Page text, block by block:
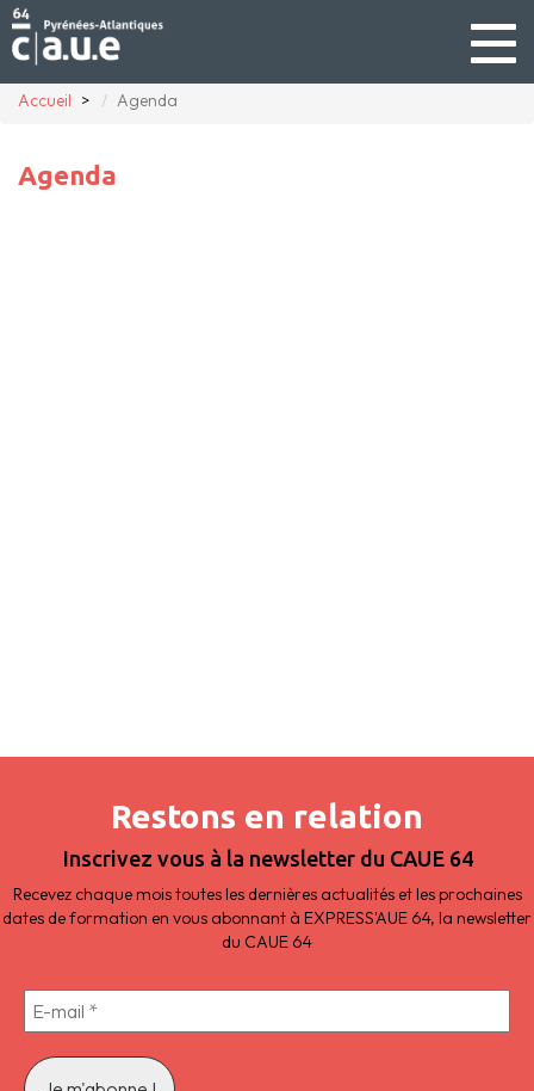
Accueil
Agenda
Agenda
Restons en relation
Inscrivez vous à la newsletter du CAUE 64
Recevez chaque mois toutes les dernières actualités et les prochaines
dates de formation en vous abonnant à EXPRESS'AUE 64, la newsletter
du CAUE 64